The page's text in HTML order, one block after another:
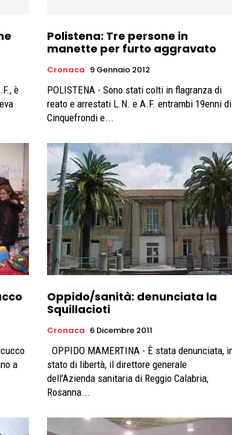
è
Polistena: Tre persone in
manette per furto aggravato
Cronaca 9 Gennaio 2012
POLISTENA - Sono stati colti in flagranza di
reato e arrestati L.N. e A.F. entrambi 19enni di
Cinquefrondi e...
a
Oppido/sanità: denunciata la
Squillacioti
Cronaca 6 Dicembre 2011
stato di libertà, il direttore generale
dell’Azienda sanitaria di Reggio Calabria,
Rosanna...